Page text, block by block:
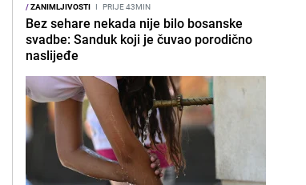
/ZANIMLJIVOSTI I PRIJE 43MIN
Bez sehare nekada nije bilo bosanske
svadbe: Sanduk koji je čuvao porodično
naslijeđe